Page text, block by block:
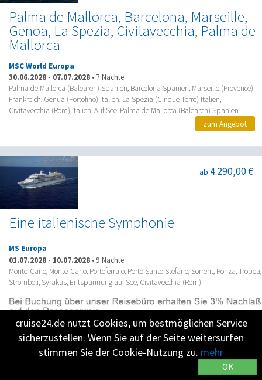
Palma de Mallorca, Barcelona, Marseille,
Genoa, La Spezia, Civitavecchia, Palma de
Mallorca
MSC World Europa
30.06.2028 - 07.07.2028 • 7 Nächte
Palma de Mallorca (Balearen) Spanien, Barcelona Spanien, Marseille (Provence)
Frankreich, Genua (Portofino) Italien, La Spezia (Cinque Terre) Italien,
Civitavecchia (Rom) Italien, Auf See, Palma de Mallorca (Balearen) Spanien
zum Angebot
Eine italienische Symphonie
ab 4.290,00 €
MS Europa
01.07.2028 - 10.07.2028 • 9 Nächte
Monte-Carlo, Monte-Carlo, Portoferraio, Porto Santo Stefano, Sorrent, Ponza, Tropea,
Stromboli, Syrakus, Entspannung auf See, Civitavecchia (Rom)
zum Angebot
cruise24.de nutzt Cookies, um bestmöglichen Service
sicherzustellen. Wenn Sie auf der Seite weitersurfen
stimmen Sie der Cookie-Nutzung zu. mehr
OK